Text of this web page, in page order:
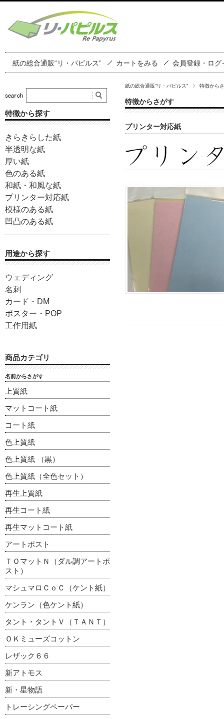
紙の総合通販“リ・パピルス” カートをみる 会員登録・ログ
紙の総合通販“リ・パピルス” 特徴から
特徴からさがす
プリンター対応紙
特徴から探す
きらきらした紙
半透明な紙
厚い紙
色のある紙
和紙・和風な紙
プリンター対応紙
模様のある紙
凹凸のある紙
用途から探す
ウェディング
名刺
カード・DM
ポスター・POP
工作用紙
商品カテゴリ
名前からさがす
上質紙
マットコート紙
コート紙
色上質紙
色上質紙 （黒）
色上質紙（全色セット）
再生上質紙
再生コート紙
再生マットコート紙
アートポスト
ＴＯマットＮ（ダル調アートポ
スト）
マシュマロＣｏＣ（ケント紙）
ケンラン（色ケント紙）
タント・タントＶ（ＴＡＮＴ）
ＯＫミューズコットン
レザック６６
新アトモス
新・星物語
トレーシングペーパー